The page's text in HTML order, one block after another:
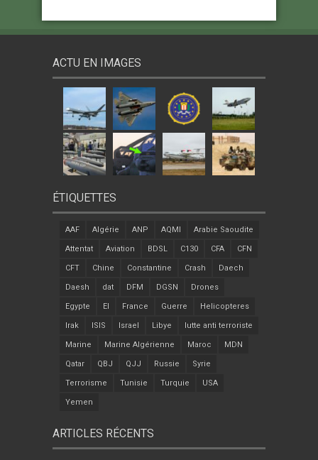
ACTU EN IMAGES
ÉTIQUETTES
AAF Algérie ANP AQMI Arabie Saoudite
Attentat Aviation BDSL C130 CFA CFN
CFT Chine Constantine Crash Daech
Daesh dat DFM DGSN Drones
Egypte EI France Guerre Helicopteres
Irak ISIS Israel Libye lutte anti terroriste
Marine Marine Algérienne Maroc MDN
Qatar QBJ QJJ Russie Syrie
Terrorisme Tunisie Turquie USA
Yemen
ARTICLES RÉCENTS